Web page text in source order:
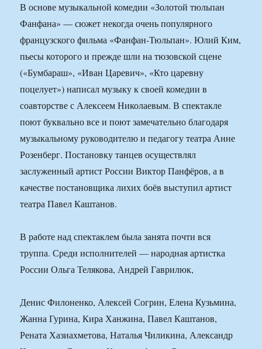
В основе музыкальной комедии «Золотой тюльпан
Фанфана» — сюжет некогда очень популярного
французского фильма «Фанфан-Тюльпан». Юлий Ким,
пьесы которого и прежде шли на тюзовской сцене
(«Бумбараш», «Иван Царевич», «Кто царевну
поцелует») написал музыку к своей комедии в
соавторстве с Алексеем Николаевым. В спектакле
поют буквально все и поют замечательно благодаря
музыкальному руководителю и педагогу театра Анне
Розенберг. Постановку танцев осуществлял
заслуженный артист России Виктор Панфёров, а в
качестве постановщика лихих боёв выступил артист
театра Павел Каштанов.
В работе над спектаклем была занята почти вся
труппа. Среди исполнителей — народная артистка
России Ольга Телякова, Андрей Гаврилюк,
Денис Филоненко, Алексей Согрин, Елена Кузьмина,
Жанна Гурина, Кира Ханжина, Павел Каштанов,
Рената Хазиахметова, Наталья Чиликина, Александр